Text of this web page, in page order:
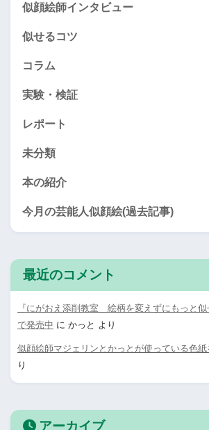
似顔絵師インタビュー
似せるコツ
コラム
実験・検証
レポート
未分類
本の紹介
今月の芸能人似顔絵(過去記事)
最近のコメント
『にがおえ添削教室 絵柄を変えずにもっと
で発売中 に かっと より
似顔絵師マジェリンとかっとが使っている色紙
り
アーカイブ